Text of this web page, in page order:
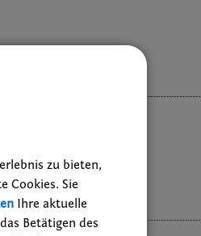
zu bieten,
Cookies. Sie
Ihre aktuelle
Betätigen des